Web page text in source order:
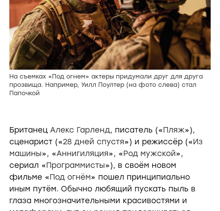
На съемках «Под огнем» актеры придумали друг для друга
прозвища. Например, Уилл Поултер (на фото слева) стал
Папочкой
Британец Алекс Гарленд, писатель («Пляж»),
сценарист («28 дней спустя») и режиссёр («Из
машины», «Аннигиляция», «Род мужской»,
сериал «Программисты»), в своём новом
фильме «Под огнём» пошел принципиально
иным путём. Обычно любящий пускать пыль в
глаза многозначительными красивостями и